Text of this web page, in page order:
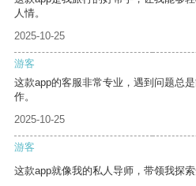
人情。
2025-10-25
游客
这款app的客服非常专业，遇到问题总
作。
2025-10-25
游客
这款app就像我的私人导师，带领我探索